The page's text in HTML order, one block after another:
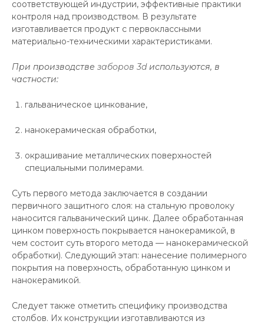
соответствующей индустрии, эффективные практики
контроля над производством. В результате
изготавливается продукт с первоклассными
материально-техническими характеристиками.
При производстве заборов 3dиспользуются, в
частности:
гальваническое цинкование,
нанокерамическая обработки,
окрашивание металлических поверхностей
специальными полимерами.
Суть первого метода заключается в создании
первичного защитного слоя: на стальную проволоку
наносится гальванический цинк. Далее обработанная
цинком поверхность покрывается нанокерамикой, в
чем состоит суть второго метода — нанокерамической
обработки). Следующий этап: нанесение полимерного
покрытия на поверхность, обработанную цинком и
нанокерамикой.
Следует также отметить специфику производства
столбов. Их конструкции изготавливаются из